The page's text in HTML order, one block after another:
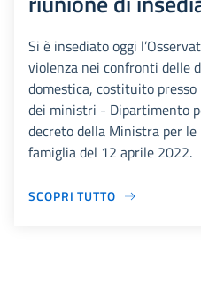
Si è insediato oggi
violenza nei confronti delle
domestica, costituito presso
dei ministri - Dipartimento
decreto della Ministra per
famiglia del 12 aprile 2022.
SCOPRI TUTTO